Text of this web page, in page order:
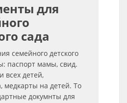
для
сада
семейного детского
паспорт мамы, свид.
всех детей,
медкарты на детей. То
докумнты для